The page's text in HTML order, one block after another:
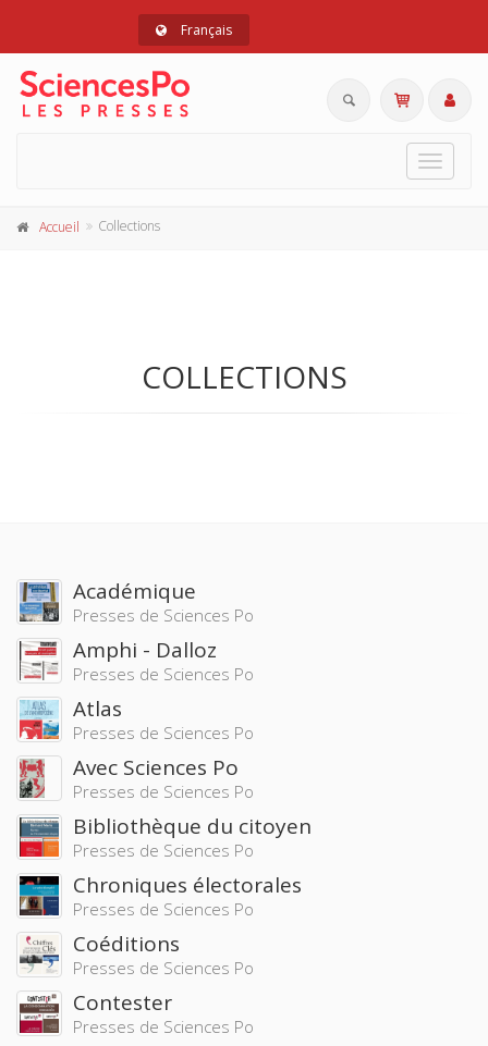
Français
Toggle
Accueil Collections
COLLECTIONS
Académique
Presses de Sciences Po
Amphi - Dalloz
Presses de Sciences Po
Atlas
Presses de Sciences Po
Avec Sciences Po
Presses de Sciences Po
Bibliothèque du citoyen
Presses de Sciences Po
Chroniques électorales
Presses de Sciences Po
Coéditions
Presses de Sciences Po
Contester
Presses de Sciences Po